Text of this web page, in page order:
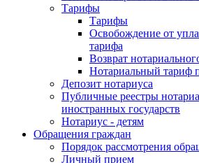
Тарифы
Тарифы
Освобождение от
тарифа
Возврат
Нотариальный тариф
Депозит нотариуса
Публичные реестры
иностранных государств
Нотариус - детям
Обращения граждан
Порядок рассмотрения
Личный прием